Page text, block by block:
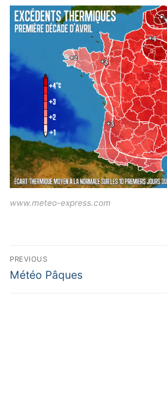
www.meteo-express.com
Navigation
de
PREVIOUS
Previous
Météo Pâques